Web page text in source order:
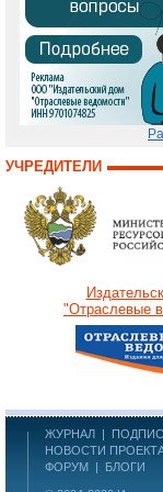
УЧРЕДИТЕЛИ
"Отраслевые
ЖУРНАЛ |
НОВОСТИ
ФОРУМ | БЛОГИ